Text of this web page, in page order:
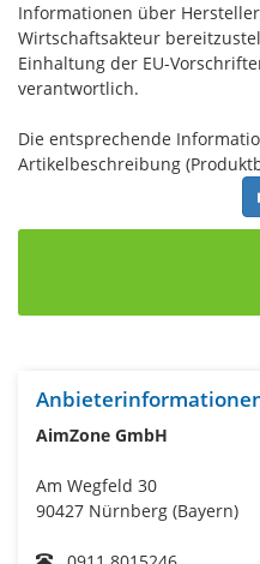
Informationen über
Wirtschaftsakteur
Einhaltung der EU-
verantwortlich.
Die entsprechende
Artikelbeschreibung
AimZone GmbH
Am Wegfeld 30
90427 Nürnberg (Bayern)